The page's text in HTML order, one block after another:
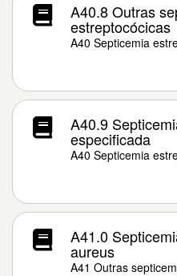
A40.8 Outras
estreptocócicas
A40 Septicemia
A40.9
especificada
A40 Septicemia
A41.0
aureus
A41 Outras